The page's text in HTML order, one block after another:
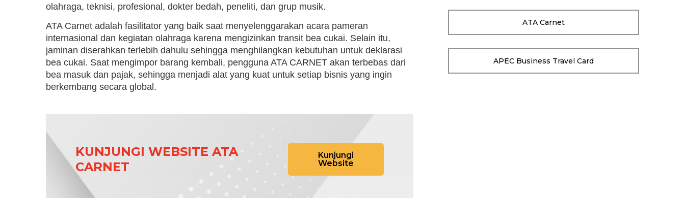
olahraga, teknisi, profesional, dokter bedah, peneliti, dan grup musik.
ATA Carnet adalah fasilitator yang baik saat menyelenggarakan acara pameran
internasional dan kegiatan olahraga karena mengizinkan transit bea cukai. Selain itu,
jaminan diserahkan terlebih dahulu sehingga menghilangkan kebutuhan untuk deklarasi
bea cukai. Saat mengimpor barang kembali, pengguna ATA CARNET akan terbebas dari
bea masuk dan pajak, sehingga menjadi alat yang kuat untuk setiap bisnis yang ingin
berkembang secara global.
KUNJUNGI WEBSITE ATA
CARNET
Kunjungi
Website
ATA Carnet
APEC Business Travel Card